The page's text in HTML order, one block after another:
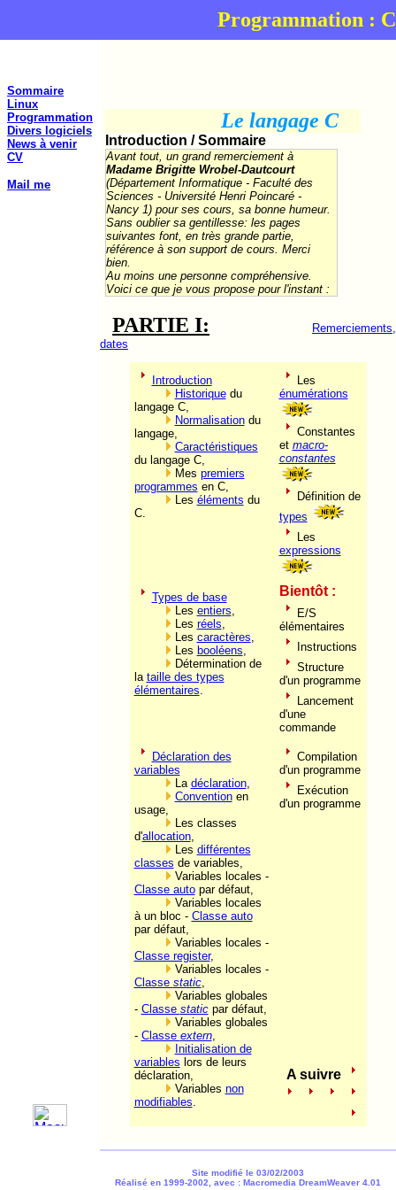
Programmation : C
Sommaire
Linux
Programmation
Divers logiciels
News à venir
CV
Mail me
Le langage C
Introduction / Sommaire
Avant tout, un grand remerciement à
Madame Brigitte Wrobel-Dautcourt
(Département Informatique - Faculté des
Sciences - Université Henri Poincaré -
Nancy 1) pour ses cours, sa bonne humeur.
Sans oublier sa gentillesse: les pages
suivantes font, en très grande partie,
référence à son support de cours. Merci
bien.
Au moins une personne compréhensive.
Voici ce que je vous propose pour l'instant :
PARTIE I:
Remerciements,
dates
Introduction
Historiquedu
langage C,
Normalisationdu
langage,
Caractéristiques
du langage C,
Mes premiers
programmes en C,
Les éléments du
C.
Les
énumérations
Constantes
et macro-
constantes
Définition de
types
Les
expressions
Types de base
Les entiers,
Les réels,
Les caractères,
Les booléens,
Détermination de
la taille des types
élémentaires.
Bientôt :
E/S
élémentaires
Instructions
Structure
d'un programme
Lancement
d'une
commande
Déclaration des
variables
La déclaration,
Conventionen
usage,
Les classes
d'allocation,
Les différentes
classes de variables,
Variables locales -
Classe autopar défaut,
Variables locales
à un bloc - Classe auto
par défaut,
Variables locales -
Classe register,
Variables locales -
Classe static,
Variables globales
- Classe staticpar défaut,
Variables globales
- Classe extern,
Initialisation de
variables lors de leurs
déclaration,
Variables non
modifiables.
Compilation
d'un programme
Exécution
d'un programme
A suivre
Site modifié le 03/02/2003
Réalisé en 1999-2002, avec : Macromedia DreamWeaver 4.01